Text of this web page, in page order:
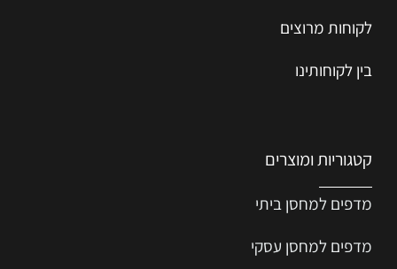
לקוחות מרוצים
בין לקוחותינו
קטגוריות ומוצרים
מדפים למחסן ביתי
מדפים למחסן עסקי